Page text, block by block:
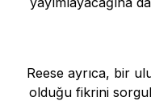
Reese ayrıca, bir
olduğu fikrini